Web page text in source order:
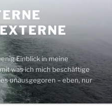
Einblick in meine
was ich mich beschäftige
unausgegoren – eben, nur